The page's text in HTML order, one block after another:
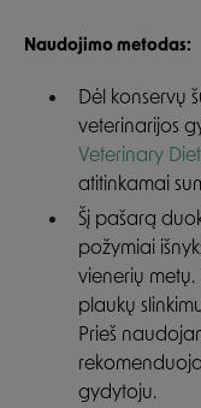
Naudojimo metodas:
Dėl konservų
veterinarijos
Veterinary
atitinkamai
Šį pašarą
požymiai
vienerių
plaukų
Prieš
gydytoju.